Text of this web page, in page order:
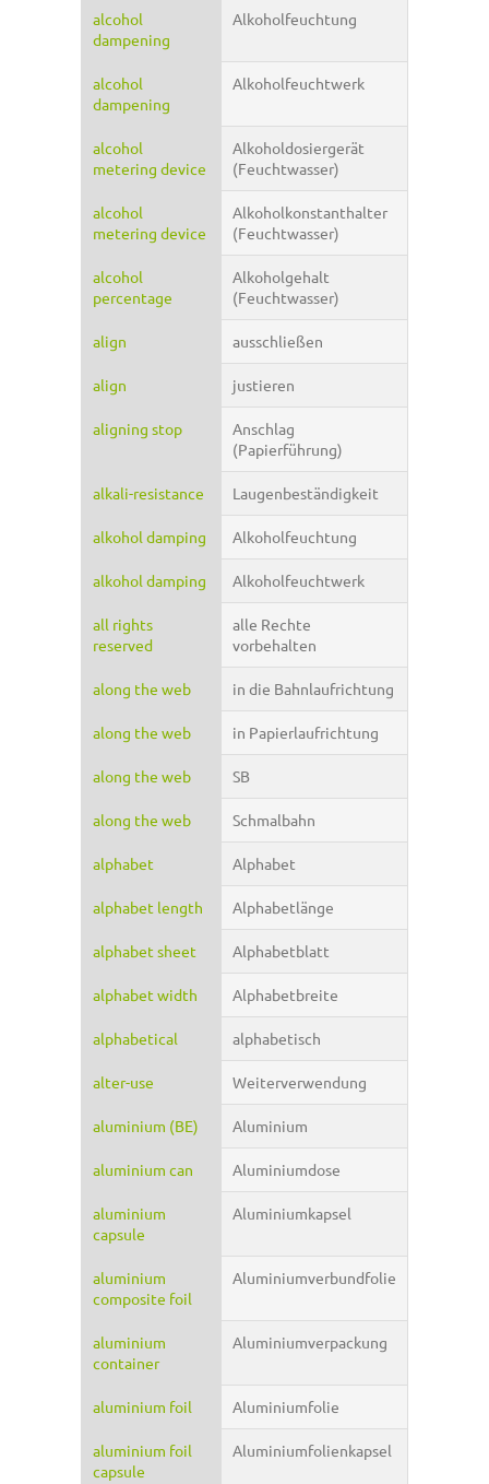
alcohol
dampening
Alkoholfeuchtung
alcohol
dampening
Alkoholfeuchtwerk
alcohol
metering device
Alkoholdosiergerät
(Feuchtwasser)
alcohol
metering device
Alkoholkonstanthalter
(Feuchtwasser)
alcohol
percentage
Alkoholgehalt
(Feuchtwasser)
align ausschließen
align justieren
aligning stop
Anschlag
(Papierführung)
alkali-resistance Laugenbeständigkeit
alkohol damping Alkoholfeuchtung
alkohol damping Alkoholfeuchtwerk
all rights
reserved
alle Rechte
vorbehalten
along the web in die Bahnlaufrichtung
along the web in Papierlaufrichtung
along the web SB
along the web Schmalbahn
alphabet Alphabet
alphabet length Alphabetlänge
alphabet sheet Alphabetblatt
alphabet width Alphabetbreite
alphabetical alphabetisch
alter-use Weiterverwendung
aluminium (BE) Aluminium
aluminium can Aluminiumdose
aluminium
capsule
Aluminiumkapsel
aluminium
composite foil
Aluminiumverbundfolie
aluminium
container
Aluminiumverpackung
aluminium foil Aluminiumfolie
aluminium foil
capsule
Aluminiumfolienkapsel